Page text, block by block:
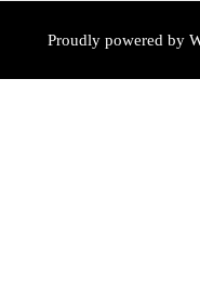
Proudly powered by